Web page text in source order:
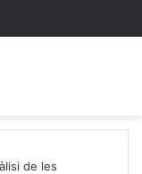
de les